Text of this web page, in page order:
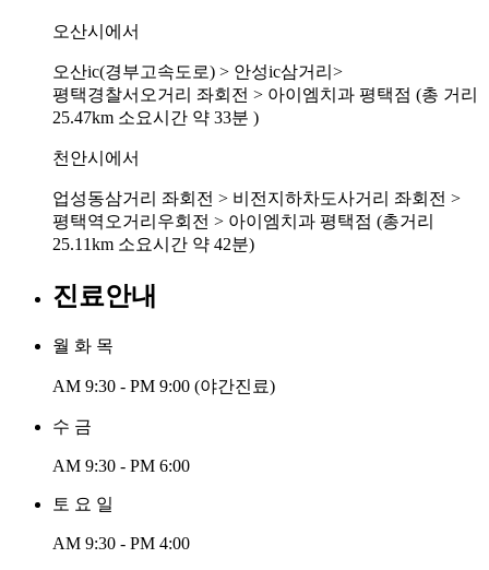
오산시에서
오산ic(경부고속도로) > 안성ic삼거리>
평택경찰서오거리 좌회전 > 아이엠치과 평택점 (총 거리
25.47km 소요시간 약 33분 )
천안시에서
업성동삼거리 좌회전 > 비전지하차도사거리 좌회전 >
평택역오거리우회전 > 아이엠치과 평택점 (총거리
25.11km 소요시간 약 42분)
진료안내
월 화 목
AM 9:30 - PM 9:00 (야간진료)
수 금
AM 9:30 - PM 6:00
토 요 일
AM 9:30 - PM 4:00